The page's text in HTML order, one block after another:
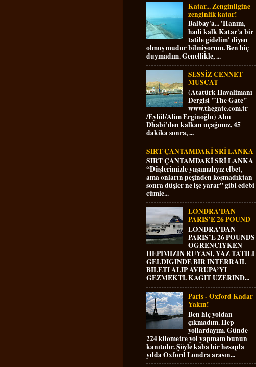
Katar... Zenginligine
zenginlik katar!
Balbay'a... 'Hanım,
hadi kalk Katar'a bir
tatile gidelim' diyen
olmuş mudur bilmiyorum. Ben hiç
duymadım. Genellikle, ...
SESSİZ CENNET
MUSCAT
(Atatürk Havalimanı
Dergisi "The Gate"
www.thegate.com.tr
/Eylül/Alim Erginoğlu) Abu
Dhabi’den kalkan uçağımız, 45
dakika sonra, ...
SIRT ÇANTAMDAKİ SRİ LANKA
SIRT ÇANTAMDAKİ SRİ LANKA
“Düşlerimizle yaşamalıyız elbet,
ama onların peşinden koşmadıktan
sonra düşler ne işe yarar” gibi edebi
cümle...
LONDRA'DAN
PARIS'E 26 POUND
LONDRA’DAN
PARIS’E 26 POUNDS
OGRENCIYKEN
HEPIMIZIN RUYASI, YAZ TATILI
GELDIGINDE BIR INTERRAIL
BILETI ALIP AVRUPA’YI
GEZMEKTI. KAGIT UZERIND...
Paris - Oxford Kadar
Yakın!
Ben hiç yoldan
çıkmadım. Hep
yollardayım. Günde
224 kilometre yol yapmam bunun
kanıtıdır. Şöyle kaba bir hesapla
yılda Oxford Londra arasın...